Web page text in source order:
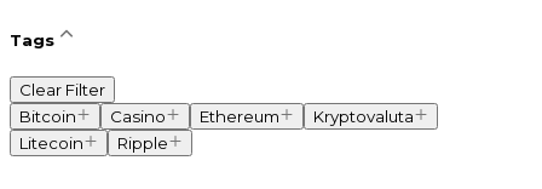
Tags
Clear Filter
Bitcoin
Casino Ethereum
Kryptovaluta
Litecoin
Ripple